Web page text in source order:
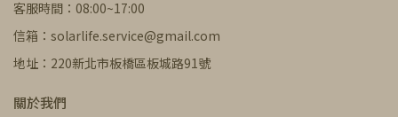
客服時間：08:00~17:00
信箱：solarlife.service@gmail.com
地址：220新北市板橋區板城路91號
關於我們